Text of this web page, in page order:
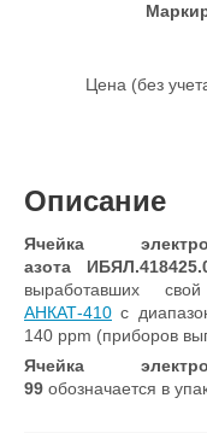
Цена (без
Описание
Ячейка
азота
выработавших
АНКАТ-410 с
140 ppm (приборов
Ячейка
99 обозначается в